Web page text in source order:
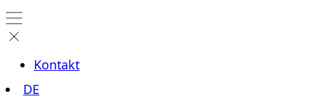
Kontakt
DE